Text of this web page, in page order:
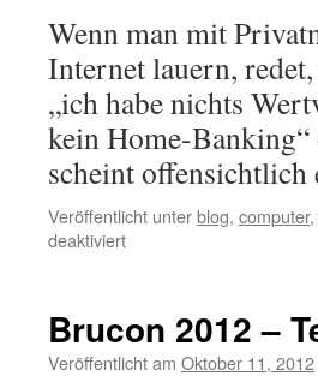
Wenn man mit
Internet lauern,
„ich habe nichts
kein Home-
scheint
Veröffentlicht unterblog, computer,
deaktiviertfür
bedroht
werden
Brucon 2012 –
Veröffentlicht am Oktober 11, 2012